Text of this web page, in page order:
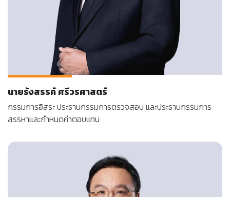
นายรังสรรค์ ศรีวรศาสตร์
กรรมการอิสระ ประธานกรรมการตรวจสอบ และประธานกรรมการ
สรรหาและกำหนดค่าตอบแทน